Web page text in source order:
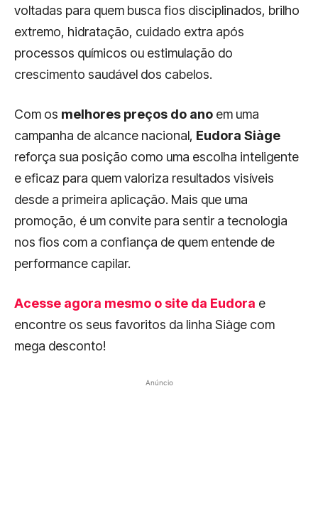
voltadas para quem busca fios disciplinados, brilho
extremo, hidratação, cuidado extra após
processos químicos ou estimulação do
crescimento saudável dos cabelos.
Com os melhores preços do ano em uma
campanha de alcance nacional, Eudora Siàge
reforça sua posição como uma escolha inteligente
e eficaz para quem valoriza resultados visíveis
desde a primeira aplicação. Mais que uma
promoção, é um convite para sentir a tecnologia
nos fios com a confiança de quem entende de
performance capilar.
Acesse agora mesmo o site da Eudora e
encontre os seus favoritos da linha Siàge com
mega desconto!
Anúncio